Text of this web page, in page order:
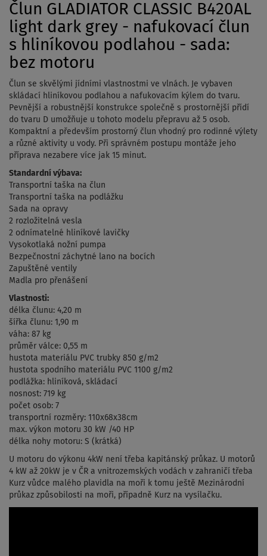
Člun GLADIATOR CLASSIC B420AL
light dark grey - nafukovací člun
s hliníkovou podlahou - sada:
bez motoru
Člun se skvělými jídními vlastnostmi ve vlnách. Je vybaven
skládací hliníkovou podlahou a nafukovacím kýlem do tvaru.
Pevnější a robustnější konstrukce společně s prostornější přídí
do tvaru D umožňuje u tohoto modelu přepravu až 5 osob.
Kompaktní a především prostorný člun vhodný pro rodinné výlety
a různé aktivity u vody. Při správném postupu montáže jeho
příprava nezabere více jak 15 minut.
Standardní výbava:
Transportní taška na člun
Transportní taška na podlážku
Sada na opravy
2 rozložitelná vesla
2 odnímatelné hliníkové lavičky
Vysokotlaká nožní pumpa
Bezpečnostní záchytné lano na bocích
Zapuštěné ventily
Madla pro přenášení
Vlastnosti:
délka člunu: 4,20 m
šířka člunu: 1,90 m
váha: 87 kg
průměr válce: 0,55 m
hustota materiálu PVC trubky 850 g/m2
hustota spodního materiálu PVC 1100 g/m2
podlážka: hliníková, skládací
nosnost: 719 kg
počet osob: 7
transportní rozměry: 110x68x38cm
max. výkon motoru 30 kW /40 HP
délka nohy motoru: S (krátká)
U motoru do výkonu 4kW není třeba kapitánský průkaz. U motorů
4 kW až 20kW je v ČR a vnitrozemských vodách v zahraničí třeba
Kurz vůdce malého plavidla na moři k tomu ještě Mezinárodní
průkaz způsobilosti na moři, případně Kurz na vysílačku.